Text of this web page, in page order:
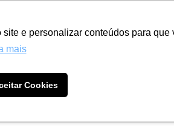
e personalizar conteúdos para
mais
Cookies